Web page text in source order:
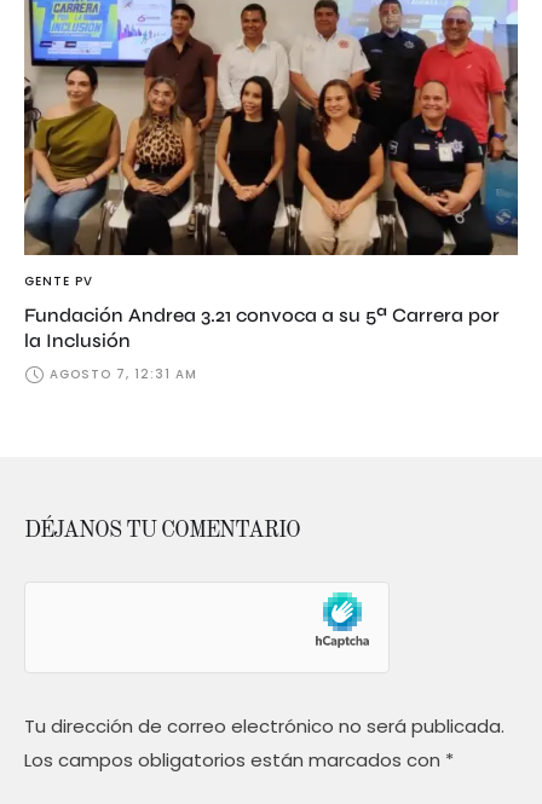
GENTE PV
Fundación Andrea 3.21 convoca a su 5ª Carrera por
la Inclusión
AGOSTO 7, 12:31 AM
DÉJANOS TU COMENTARIO
Tu dirección de correo electrónico no será publicada.
Los campos obligatorios están marcados con *